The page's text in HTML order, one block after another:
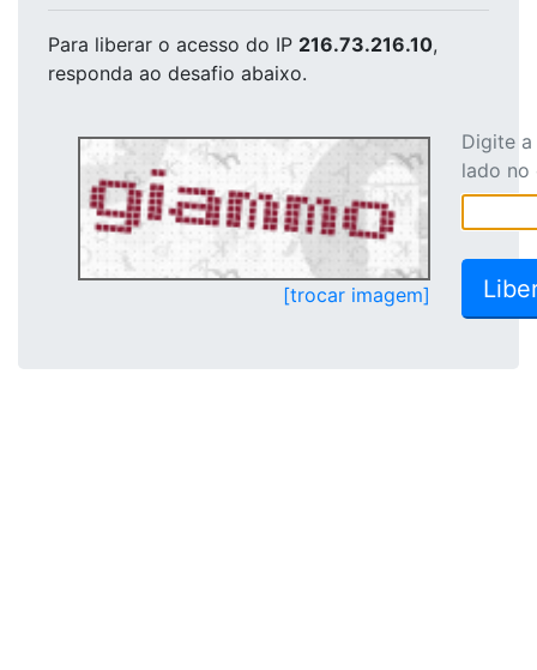
Para liberar o acesso do IP 216.73.216.10,
responda ao desafio abaixo.
[trocar imagem]
Digite
lado no